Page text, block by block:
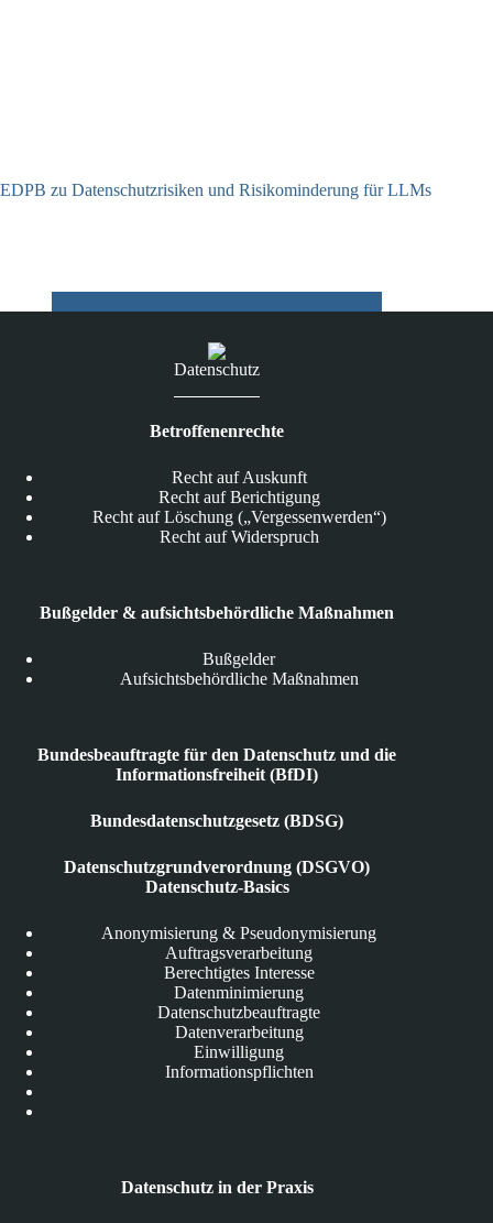
EDPB zu Datenschutzrisiken und Risikominderung für LLMs
Datenschutz
Betroffenenrechte
Recht auf Auskunft
Recht auf Berichtigung
Recht auf Löschung („Vergessenwerden“)
Recht auf Widerspruch
Bußgelder & aufsichtsbehördliche Maßnahmen
Bußgelder
Aufsichtsbehördliche Maßnahmen
Bundesbeauftragte für den Datenschutz und die
Informationsfreiheit (BfDI)
Bundesdatenschutzgesetz (BDSG)
Datenschutzgrundverordnung (DSGVO)
Datenschutz-Basics
Anonymisierung & Pseudonymisierung
Auftragsverarbeitung
Berechtigtes Interesse
Datenminimierung
Datenschutzbeauftragte
Datenverarbeitung
Einwilligung
Informationspflichten
Datenschutz in der Praxis